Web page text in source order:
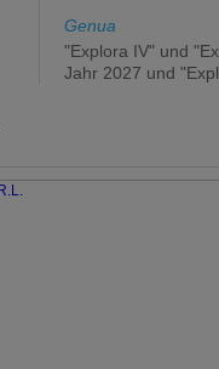
Genua
"Explora IV" und
Jahr 2027 und